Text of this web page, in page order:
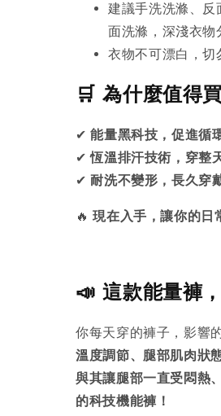
建議手洗洗滌、反
面洗滌，深淺衣物
衣物不可漂白，切
🛒 為什麼值得
✔能量黑科技，促進循
✔恆溫排汗技術，穿整
✔耐洗不變形，長久穿
🔥現在入手，讓你的日
📣 這款能量褲
你每天穿的褲子，影響
溫度調節、腿部肌肉狀
與其讓腿部一直受悶熱
的科技機能褲！